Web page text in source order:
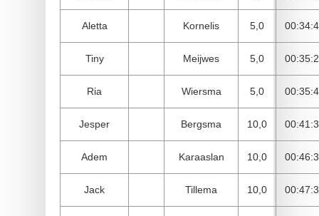
Aletta Kornelis 5,0
Tiny Meijwes 5,0
Ria Wiersma 5,0
Jesper Bergsma 10,0
Adem Karaaslan 10,0
Jack Tillema 10,0